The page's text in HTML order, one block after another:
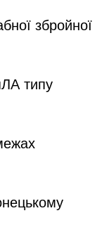
збройної
типу